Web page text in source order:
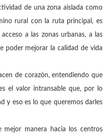
de una zona aislada como
rural con la ruta principal, es
a las zonas urbanas, a las
poder mejorar la calidad de vida
de corazón, entendiendo que
el valor intransable que, por lo
y eso es lo que queremos darles
mejor manera hacia los centros